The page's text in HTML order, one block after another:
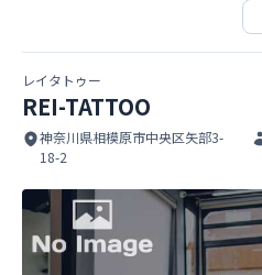
レイタトゥー
REI-TATTOO
神奈川県相模原市中央区矢部3-
18-2
REI-TATTOO